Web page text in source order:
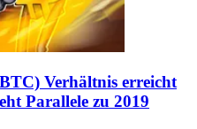
Verhältnis erreicht
Parallele zu 2019